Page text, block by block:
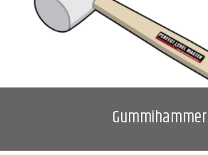
Gummihammer